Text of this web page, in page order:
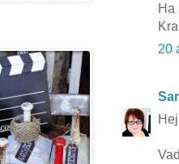
Ha
20